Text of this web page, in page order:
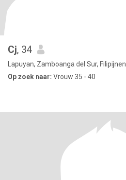
Cj, 34
Lapuyan, Zamboanga del Sur, Filipijnen
Op zoek naar: Vrouw 35 - 40